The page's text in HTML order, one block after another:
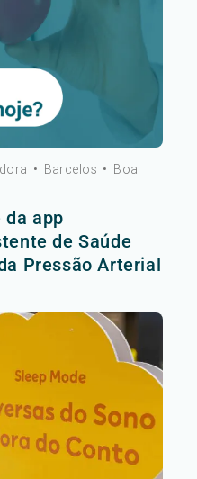
• Barcelos • Boa
da app
de Saúde
Pressão Arterial